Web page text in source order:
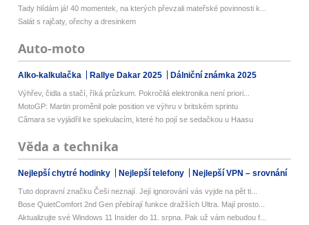
Tady hlídám já! 40 momentek, na kterých převzali mateřské povinnosti k...
Salát s rajčaty, ořechy a dresinkem
Auto-moto
Alko-kalkulačka Rallye Dakar 2025 Dálniční známka 2025
Výhřev, čidla a stačí, říká průzkum. Pokročilá elektronika není priori...
MotoGP: Martin proměnil pole position ve výhru v britském sprintu
Câmara se vyjádřil ke spekulacím, které ho pojí se sedačkou u Haasu
Věda a technika
Nejlepší chytré hodinky Nejlepší telefony Nejlepší VPN – srovnání
Tuto dopravní značku Češi neznají. Její ignorování vás vyjde na pět ti...
Bose QuietComfort 2nd Gen přebírají funkce dražších Ultra. Mají prosto...
Aktualizujte své Windows 11 Insider do 11. srpna. Pak už vám nebudou f...